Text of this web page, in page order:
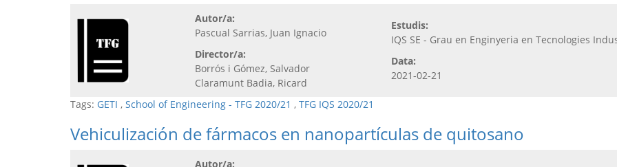
Autor/a:
Pascual Sarrias, Juan Ignacio
Director/a:
Borrós i Gómez, Salvador
Claramunt Badia, Ricard
Estudis:
IQS SE - Grau en Enginyeria en Tecnologies
Data:
2021-02-21
Tags: GETI , School of Engineering - TFG 2020/21 , TFG IQS 2020/21
Vehiculización de fármacos en nanopartículas de quitosano
Autor/a: